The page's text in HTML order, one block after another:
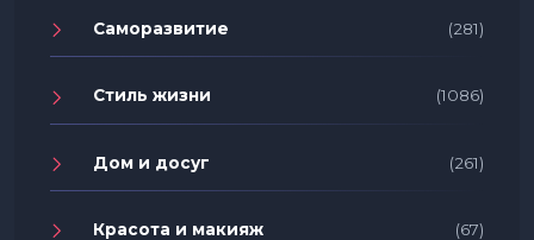
Саморазвитие (281)
Стиль жизни (1086)
Дом и досуг (261)
Красота и макияж (67)